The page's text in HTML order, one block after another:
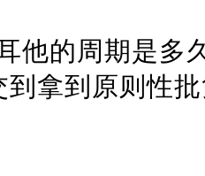
他的周期是多
到拿到原则性